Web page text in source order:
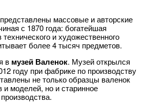
массовые и авторские
с 1870 года: богатейшая
и художественного
более 4 тысяч предметов.
в музей Валенок. Музей открылся
году при фабрике по производству
не только образцы валенок
моделей, но и старинное